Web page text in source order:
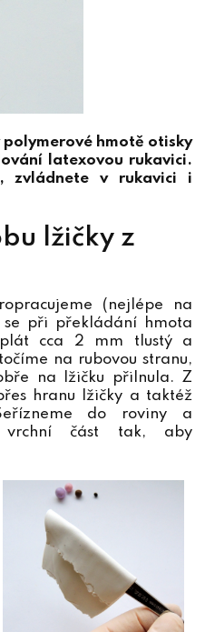
polymerové hmotě otisky
latexovou rukavici.
zvládnete v rukavici i
lžičky z
(nejlépe na
se při překládání hmota
cca 2 mm tlustý a
na rubovou stranu,
na lžičku přilnula. Z
hranu lžičky a taktéž
do roviny a
vrchní část tak, aby